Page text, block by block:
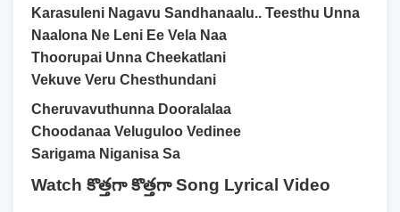
Karasuleni Nagavu Sandhanaalu.. Teesthu Unna
Naalona Ne Leni Ee Vela Naa
Thoorupai Unna Cheekatlani
Vekuve Veru Chesthundani
Cheruvavuthunna Dooralalaa
Choodanaa Veluguloo Vedinee
Sarigama Niganisa Sa
Watch కొత్తగా కొత్తగాSong Lyrical Video